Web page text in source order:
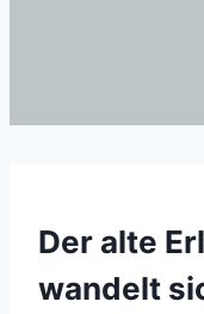
Der alte
wandelt